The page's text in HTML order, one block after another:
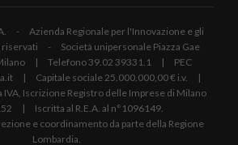
- Azienda Regionale per l'Innovazione e gli
riservati - Società unipersonale Piazza Gae
Milano | Telefono 39.02 39331.1 | PEC
| Capitale sociale 25.000.000,00 € i.v. |
IVA, Iscrizione Registro delle Imprese di Milano
| Iscritta al R.E.A. al n°1096149.
e coordinamento da parte della Regione
Lombardia.